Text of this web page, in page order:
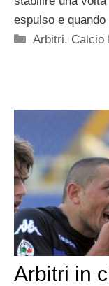
espulso e quando
Categorie
Arbitri, Calcio
Arbitri in